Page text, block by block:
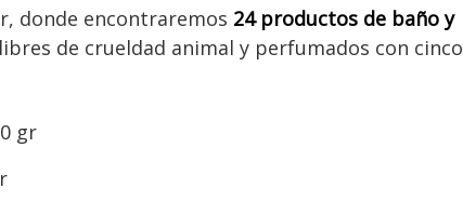
donde encontraremos 24 productos de baño y
de crueldad animal y perfumados con cinco
gr